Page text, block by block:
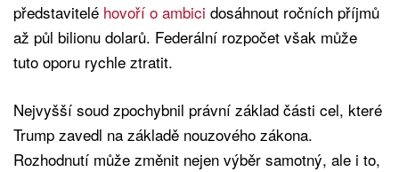
představitelé hovoří o ambici dosáhnout ročních příjmů
až půl bilionu dolarů. Federální rozpočet však může
tuto oporu rychle ztratit.
Nejvyšší soud zpochybnil právní základ části cel, které
Trump zavedl na základě nouzového zákona.
Rozhodnutí může změnit nejen výběr samotný, ale i to,